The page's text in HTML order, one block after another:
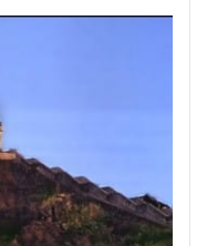
Động
Là Người Chủ Của Bạn
Bụng